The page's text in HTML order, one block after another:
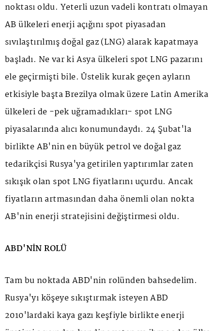
noktası oldu. Yeterli uzun vadeli kontratı olmayan
AB ülkeleri enerji açığını spot piyasadan
sıvılaştırılmış doğal gaz (LNG) alarak kapatmaya
başladı. Ne var ki Asya ülkeleri spot LNG pazarını
ele geçirmişti bile. Üstelik kurak geçen ayların
etkisiyle başta Brezilya olmak üzere Latin Amerika
ülkeleri de -pek uğramadıkları- spot LNG
piyasalarında alıcı konumundaydı. 24 Şubat'la
birlikte AB'nin en büyük petrol ve doğal gaz
tedarikçisi Rusya'ya getirilen yaptırımlar zaten
sıkışık olan spot LNG fiyatlarını uçurdu. Ancak
fiyatların artmasından daha önemli olan nokta
AB'nin enerji stratejisini değiştirmesi oldu.
ABD'NİN ROLÜ
Tam bu noktada ABD'nin rolünden bahsedelim.
Rusya'yı köşeye sıkıştırmak isteyen ABD
2010'lardaki kaya gazı keşfiyle birlikte enerji